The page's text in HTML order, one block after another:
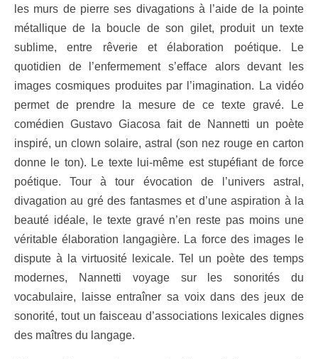
les murs de pierre ses divagations à l’aide de la pointe
métallique de la boucle de son gilet, produit un texte
sublime, entre rêverie et élaboration poétique. Le
quotidien de l’enfermement s’efface alors devant les
images cosmiques produites par l’imagination. La vidéo
permet de prendre la mesure de ce texte gravé. Le
comédien Gustavo Giacosa fait de Nannetti un poète
inspiré, un clown solaire, astral (son nez rouge en carton
donne le ton). Le texte lui-même est stupéfiant de force
poétique. Tour à tour évocation de l’univers astral,
divagation au gré des fantasmes et d’une aspiration à la
beauté idéale, le texte gravé n’en reste pas moins une
véritable élaboration langagière. La force des images le
dispute à la virtuosité lexicale. Tel un poète des temps
modernes, Nannetti voyage sur les sonorités du
vocabulaire, laisse entraîner sa voix dans des jeux de
sonorité, tout un faisceau d’associations lexicales dignes
des maîtres du langage.